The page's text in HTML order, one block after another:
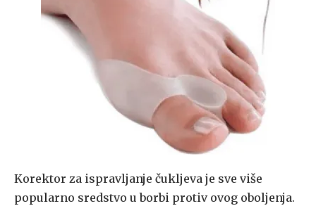
Korektor za ispravljanje čukljeva je sve više
popularno sredstvo u borbi protiv ovog oboljenja.